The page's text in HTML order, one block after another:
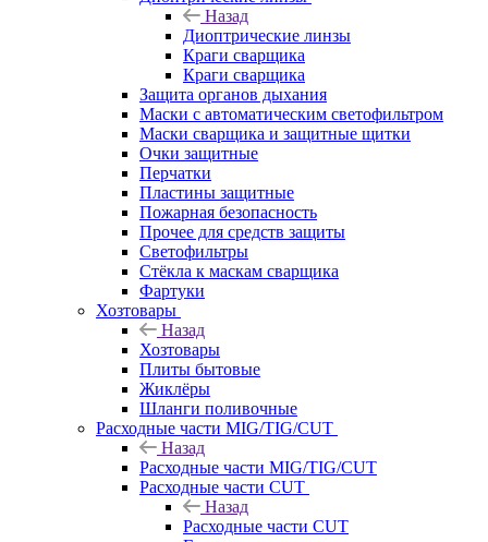
Назад
Диоптрические линзы
Краги сварщика
Краги сварщика
Защита органов дыхания
Маски с автоматическим светофильтром
Маски сварщика и защитные щитки
Очки защитные
Перчатки
Пластины защитные
Пожарная безопасность
Прочее для средств защиты
Светофильтры
Стёкла к маскам сварщика
Фартуки
Хозтовары
Назад
Хозтовары
Плиты бытовые
Жиклёры
Шланги поливочные
Расходные части MIG/TIG/CUT
Назад
Расходные части MIG/TIG/CUT
Расходные части CUT
Назад
Расходные части CUT